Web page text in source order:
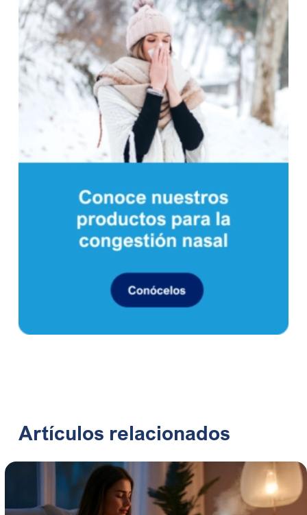
Artículos relacionados